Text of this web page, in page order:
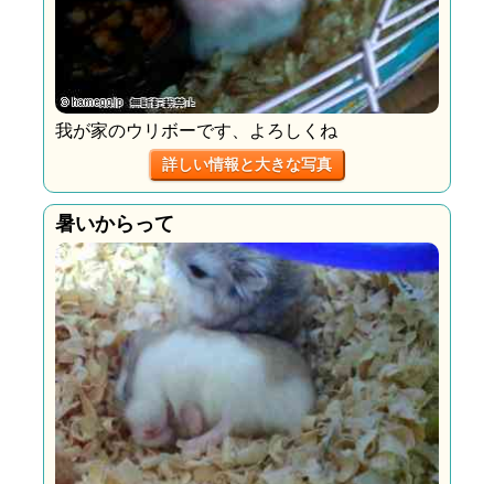
我が家のウリボーです、よろしくね
詳しい情報と大きな写真
暑いからって